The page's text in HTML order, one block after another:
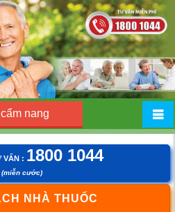
nang
VẤN : 1800 1044
(miễn cước)
NHÀ THUỐC